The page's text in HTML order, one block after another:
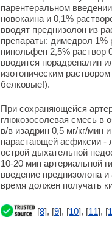
парентеральном
новокаина и 0,1%
вводят преднизолон из
препараты: димедрол 1%
пипольфен 2,5% раствор
вводится норадреналин
изотоническим
белковые!).
При сохраняющейся
глюкозосолевая смесь в
в/в изадрин 0,5 мг/кг/мин
нарастающей асфиксии -
острой дыхательной
10-20 мин артериальной
введение преднизолона
время должен получать
[8], [9], [10], [11], [